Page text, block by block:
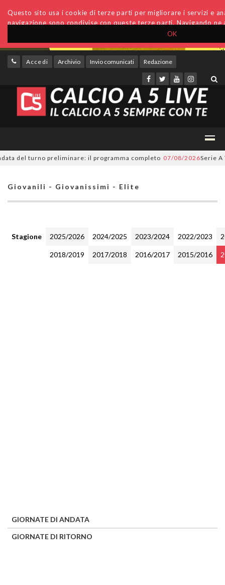
OK
Questo sito usa i cookie di terze parti per migliorare i servizi e
navigazione sono condivise con queste terze parti. Navigando
Accedi Archivio Invio comunicati Redazione
del turno preliminare: il programma completo 07/08/2026Serie A
Giovanili - Giovanissimi - Elite
Stagione 2025/2026 2024/2025 2023/2024 2022/2023
2018/2019 2017/2018 2016/2017 2015/2016
GIORNATE DI ANDATA
GIORNATE DI RITORNO